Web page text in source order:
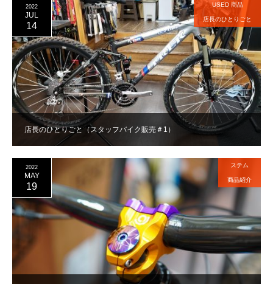
店長のひとりごと（スタッフバイク販売＃1）
2022
JUL
14
USED 商品
店長のひとりごと
2022
MAY
19
ステム
商品紹介